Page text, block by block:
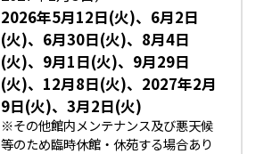
2026年5月12日(火)、6月2日
(火)、6月30日(火)、8月4日
(火)、9月1日(火)、9月29日
(火)、12月8日(火)、2027年2月
9日(火)、3月2日(火)
※その他館内メンテナンス及び悪天候
等のため臨時休館・休苑する場合あり